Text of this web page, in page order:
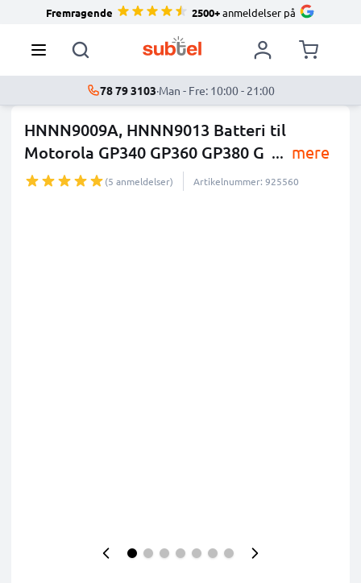
Fremragende 2500+anmeldelser på
78 79 3103·Man - Fre: 10:00 - 21:00
HNNN9009A, HNNN9013 Batteri til
Motorola GP340 GP360 GP380 G ... mere
(5 anmeldelser) Artikelnummer: 925560